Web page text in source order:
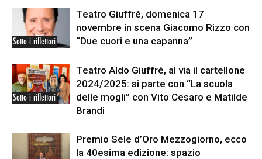
Sotto i riflettori
Teatro Giuffré, domenica 17
novembre in scena Giacomo Rizzo con
“Due cuori e una capanna”
Sotto i riflettori
Teatro Aldo Giuffré, al via il cartellone
2024/2025: si parte con “La scuola
delle mogli” con Vito Cesaro e Matilde
Brandi
Premio Sele d’Oro Mezzogiorno, ecco
la 40esima edizione: spazio